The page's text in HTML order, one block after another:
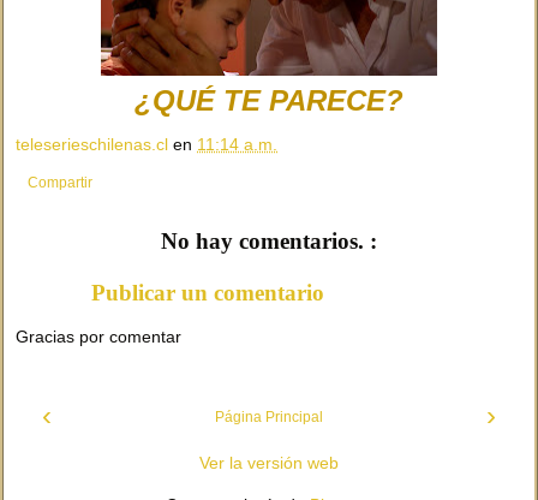
¿QUÉ TE PARECE?
teleserieschilenas.cl en 11:14 a.m.
Compartir
No hay comentarios. :
Publicar un comentario
Gracias por comentar
‹ ›
Página Principal
Ver la versión web